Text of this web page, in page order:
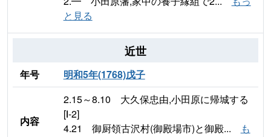
と見る
近世
年号 明和5年(1768)戊子
内容
2.15～8.10 大久保忠由,小田原に帰城する
[Ⅰ-2]
4.21 御厨領古沢村(御殿場市)と御殿...
も